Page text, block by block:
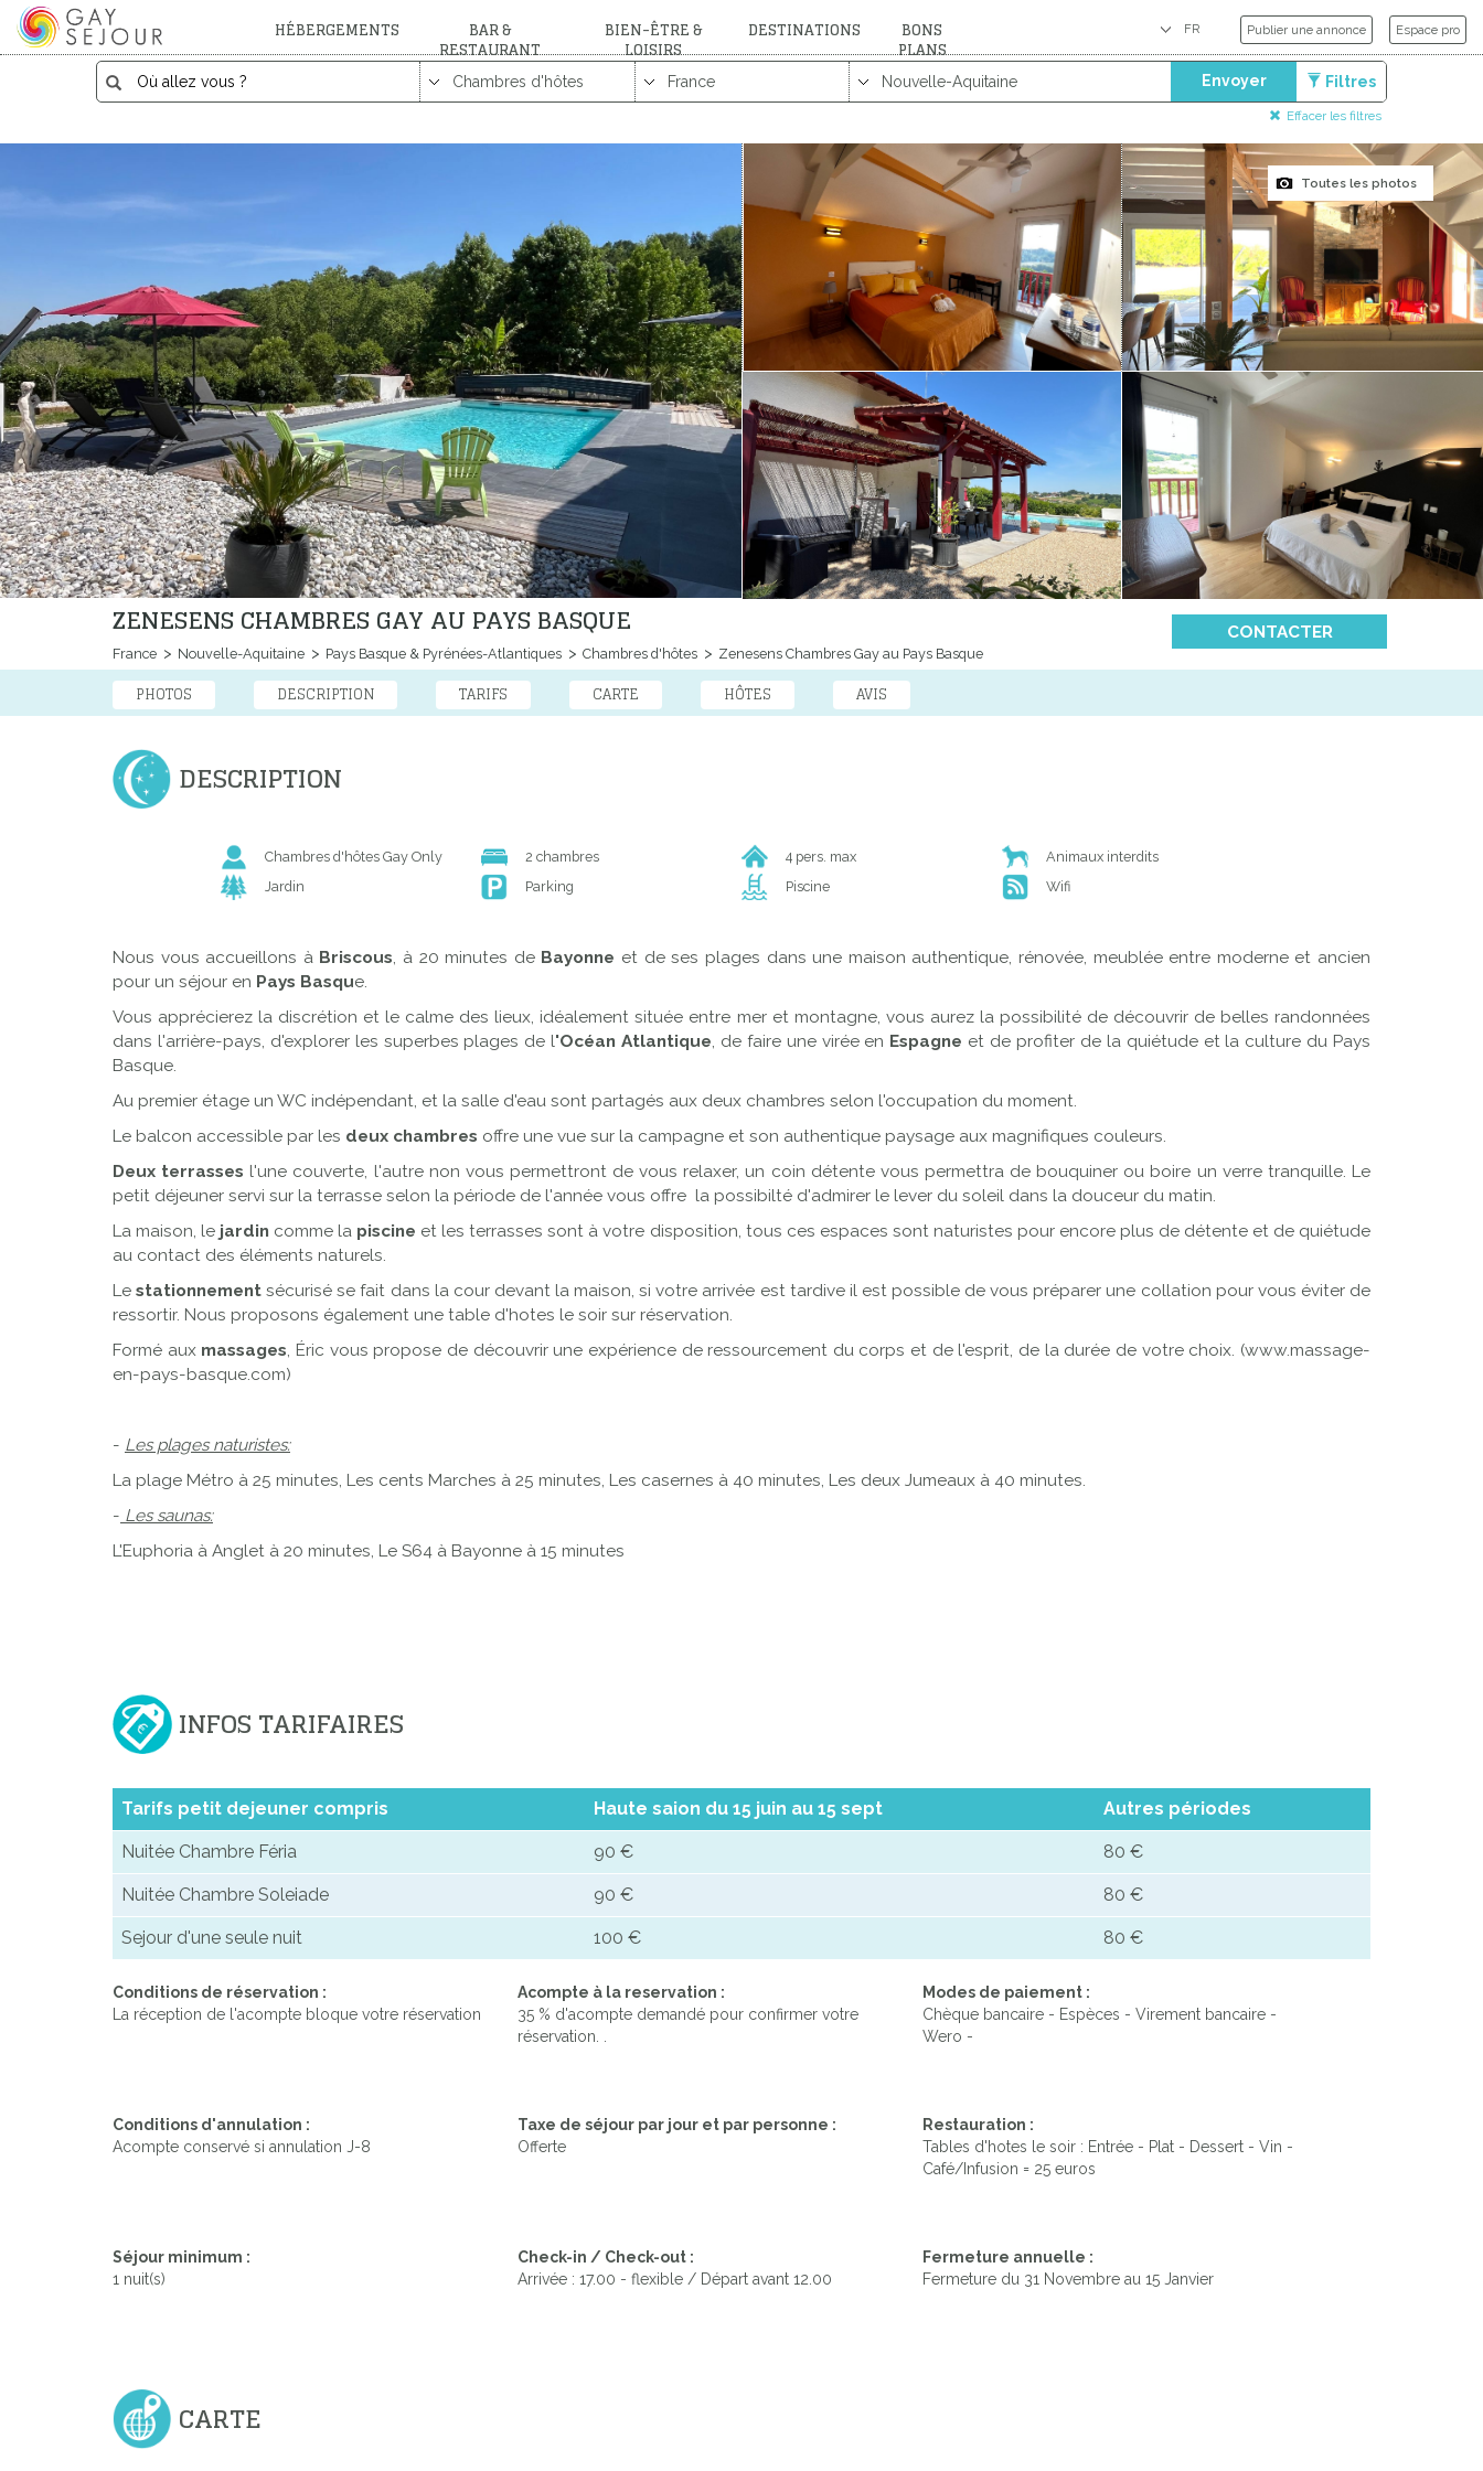
HÉBERGEMENTS BAR &
RESTAURANT
BIEN-ÊTRE &
LOISIRS
DESTINATIONS BONS
PLANS
Publier une annonce Espace pro
Envoyer Filtres
Effacer les filtres
Toutes les photos
ZENESENS CHAMBRES GAY AU PAYS BASQUE
France Nouvelle-Aquitaine Pays Basque & Pyrénées-Atlantiques Chambres d'hôtes Zenesens Chambres Gay au Pays Basque
CONTACTER
PHOTOS DESCRIPTION TARIFS CARTE HÔTES AVIS
DESCRIPTION
Chambres d'hôtes Gay Only 2 chambres 4 pers. max
Animaux interdits
Jardin
Parking Piscine Wifi
Nous vous accueillons à Briscous, à 20 minutes de Bayonne et de ses plages dans une maison authentique, rénovée, meublée entre moderne et ancien
pour un séjour en Pays Basque.
Vous apprécierez la discrétion et le calme des lieux, idéalement située entre mer et montagne, vous aurez la possibilité de découvrir de belles randonnées
dans l'arrière-pays, d'explorer les superbes plages de l'Océan Atlantique, de faire une virée en Espagne et de profiter de la quiétude et la culture du Pays
Basque.
Au premier étage un WC indépendant, et la salle d'eau sont partagés aux deux chambres selon l'occupation du moment.
Le balcon accessible par les deux chambres offre une vue sur la campagne et son authentique paysage aux magnifiques couleurs.
Deux terrasses l'une couverte, l'autre non vous permettront de vous relaxer, un coin détente vous permettra de bouquiner ou boire un verre tranquille. Le
petit déjeuner servi sur la terrasse selon la période de l'année vous offre la possibilté d'admirer le lever du soleil dans la douceur du matin.
La maison, le jardin comme la piscine et les terrasses sont à votre disposition, tous ces espaces sont naturistes pour encore plus de détente et de quiétude
au contact des éléments naturels.
Le stationnement sécurisé se fait dans la cour devant la maison, si votre arrivée est tardive il est possible de vous préparer une collation pour vous éviter de
ressortir. Nous proposons également une table d'hotes le soir sur réservation.
Formé aux massages, Éric vous propose de découvrir une expérience de ressourcement du corps et de l'esprit, de la durée de votre choix. (www.massage-
en-pays-basque.com)
- Les plages naturistes:
La plage Métro à 25 minutes, Les cents Marches à 25 minutes, Les casernes à 40 minutes, Les deux Jumeaux à 40 minutes.
- Les saunas:
L'Euphoria à Anglet à 20 minutes, Le S64 à Bayonne à 15 minutes
INFOS TARIFAIRES
Tarifs petit dejeuner compris Haute saion du 15 juin au 15 sept Autres périodes
Nuitée Chambre Féria 90 € 80 €
Nuitée Chambre Soleiade 90 € 80 €
Sejour d'une seule nuit 100 € 80 €
Conditions de réservation :
La réception de l'acompte bloque votre réservation
Acompte à la reservation :
35 % d'acompte demandé pour confirmer votre
réservation. .
Modes de paiement :
Chèque bancaire - Espèces - Virement bancaire -
Wero -
Conditions d'annulation :
Acompte conservé si annulation J-8
Taxe de séjour par jour et par personne :
Offerte
Restauration :
Tables d'hotes le soir : Entrée - Plat - Dessert - Vin -
Café/Infusion = 25 euros
Séjour minimum :
1 nuit(s)
Check-in / Check-out :
Arrivée : 17.00 - flexible / Départ avant 12.00
Fermeture annuelle :
Fermeture du 31 Novembre au 15 Janvier
CARTE